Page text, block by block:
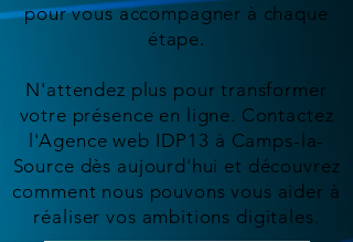
pour vous accompagner à chaque
étape.
N'attendez plus pour transformer
votre présence en ligne. Contactez
l'Agence web IDP13 à Camps-la-
Source dès aujourd'hui et découvrez
comment nous pouvons vous aider à
réaliser vos ambitions digitales.